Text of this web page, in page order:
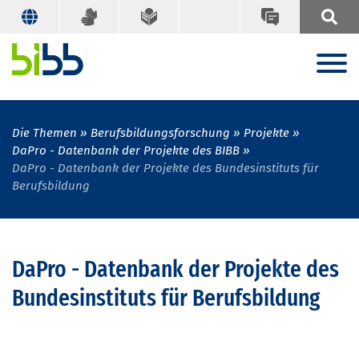
Die Themen Berufsbildungsforschung
Projekte
DaPro - Datenbank der Projekte des BIBB
DaPro - Datenbank der Projekte des Bundesinstituts für
Berufsbildung
DaPro - Datenbank der Projekte des
Bundesinstituts für Berufsbildung